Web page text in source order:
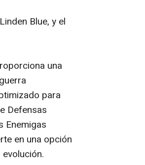
Blue, y el
una
para
Defensas
Enemigas
en una opción